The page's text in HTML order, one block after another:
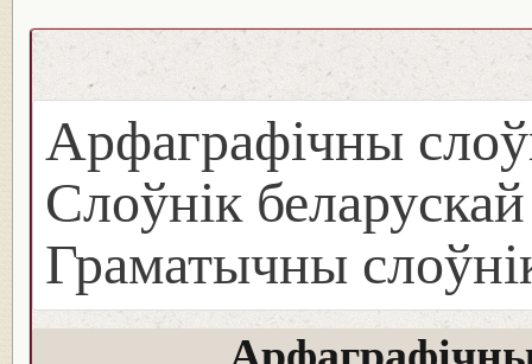
Арфаграфічны
Слоўнік
Граматычны